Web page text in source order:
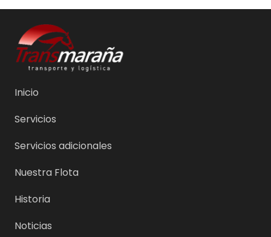
Inicio
Servicios
Servicios adicionales
Nuestra Flota
Historia
Noticias